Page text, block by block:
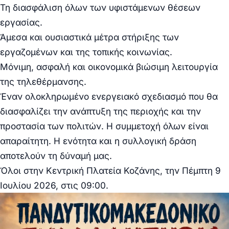
Τη διασφάλιση όλων των υφιστάμενων θέσεων
εργασίας.
Άμεσα και ουσιαστικά μέτρα στήριξης των
εργαζομένων και της τοπικής κοινωνίας.
Μόνιμη, ασφαλή και οικονομικά βιώσιμη λειτουργία
της τηλεθέρμανσης.
Έναν ολοκληρωμένο ενεργειακό σχεδιασμό που θα
διασφαλίζει την ανάπτυξη της περιοχής και την
προστασία των πολιτών. Η συμμετοχή όλων είναι
απαραίτητη. Η ενότητα και η συλλογική δράση
αποτελούν τη δύναμή μας.
Όλοι στην Κεντρική Πλατεία Κοζάνης, την Πέμπτη 9
Ιουλίου 2026, στις 09:00.